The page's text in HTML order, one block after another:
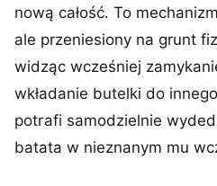
nową całość. To
ale przeniesiony na grunt
widząc wcześniej
wkładanie butelki do
potrafi samodzielnie
batata w nieznanym mu